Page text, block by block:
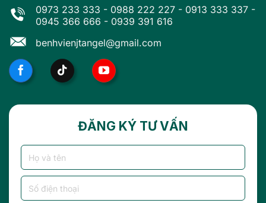
0973 233 333 - 0988 222 227 - 0913 333 337 -
0945 366 666 - 0939 391 616
benhvienjtangel@gmail.com
ĐĂNG KÝ TƯ VẤN